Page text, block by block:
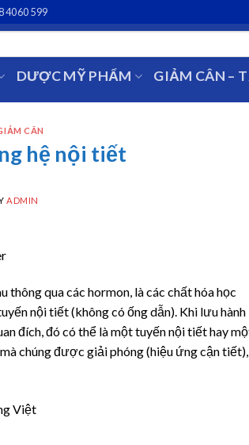
4060 599
DƯỢC MỸ PHẨM GIẢM CÂN –
CÂN
hệ nội tiết
ADMIN
qua các hormon, là các chất hóa học
nội tiết (không có ống dẫn). Khi lưu hành
đích, đó có thể là một tuyến nội tiết hay
chúng được giải phóng (hiệu ứng cận tiết),